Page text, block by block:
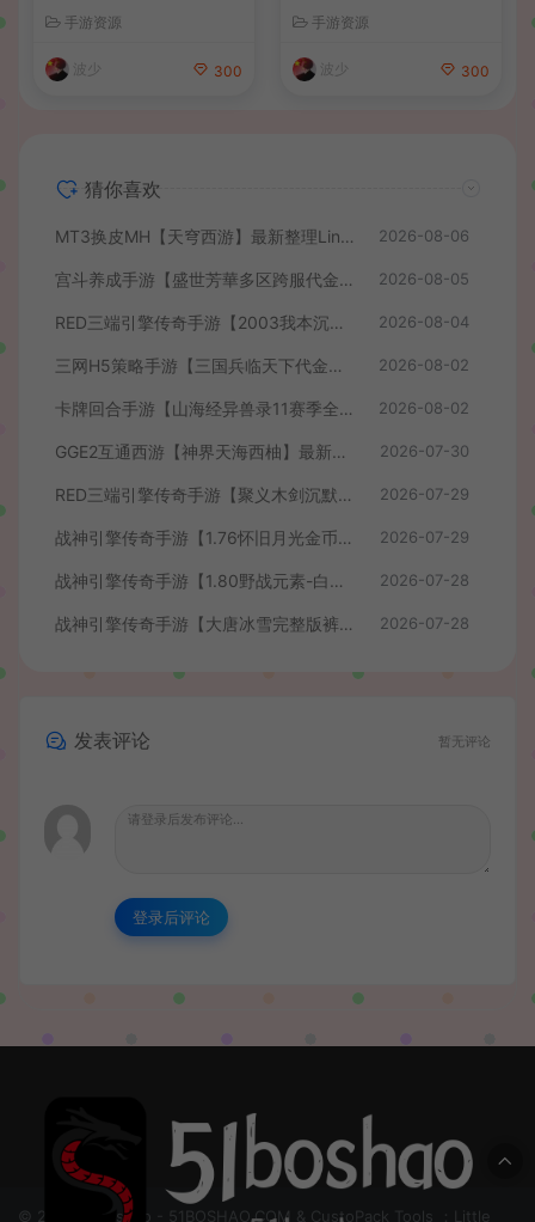
细搭建教程
手游资源
波少 300
+Linux手工服务端+管理后台
+GM授权后台+简易安卓客户
端+详细搭建教程+视频教程
手游资源
波少 300
猜你喜欢
MT3换皮MH【天穹西游】最新整理Linux手工服务端+安卓苹果双端+GM后台+详细搭建教程+全套源码+视频教程 2026-08-06
宫斗养成手游【盛世芳華多区跨服代金券本地优化版】最新整理单机一键即玩端+Linux手工服务端+CDK授权后台+安卓+详细搭建教程 2026-08-05
RED三端引擎传奇手游【2003我本沉默】最新整理Win系服务端+安卓苹果PC三端+详细搭建教程 2026-08-04
三网H5策略手游【三国兵临天下代金券内购七合修复版】最新整理单机一键即玩镜像端+Linux手工服务端+管理后台+GM授权后台+简易安卓客户端+详细搭建教程+视频教程 2026-08-02
卡牌回合手游【山海经异兽录11赛季全人物代金券内购版】最新整理WIN系服务端+授权GM后台+管理后台+热更修改工具+安卓+详细搭建教程 2026-08-02
GGE2互通西游【神界天海西柚】最新整理Win系服务端+安卓苹果PC三端+内置GM工具+全套源码+详细搭建教程+视频教程 2026-07-30
RED三端引擎传奇手游【聚义木剑沉默高仿嘟嘟沉默】最新整理Win系服务端+安卓苹果PC三端+详细搭建教程 2026-07-29
战神引擎传奇手游【1.76怀旧月光金币版】最新整理Win系复古服务端+安卓苹果双端+GM授权物品后台+详细搭建教程 2026-07-29
战神引擎传奇手游【1.80野战元素-白猪7.2免授权】最新整理Win系特色服务端+安卓+GM授权物品后台+详细搭建教程 2026-07-28
战神引擎传奇手游【大唐冰雪完整版裤衩7.0免授权】最新整理Win系特色服务端+GM授权后台+安卓苹果双端+详细搭建教程 2026-07-28
发表评论 暂无评论
登录后评论
© 2024 51boshao - 51BOSHAO.COM & CustoPack Tools ：Little